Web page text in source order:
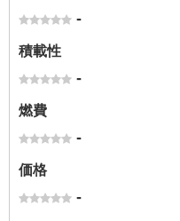
-
積載性
-
燃費
-
価格
-